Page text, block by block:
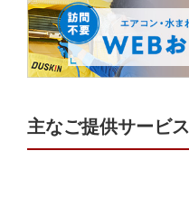
主なご提供サービス